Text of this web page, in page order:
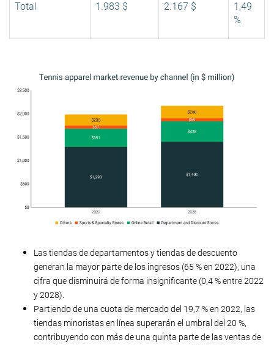
Total 1.983 $ 2.167 $
1,49
%
Las tiendas de departamentos y tiendas de descuento
generan la mayor parte de los ingresos (65 % en 2022), una
cifra que disminuirá de forma insignificante (0,4 % entre 2022
y 2028).
Partiendo de una cuota de mercado del 19,7 % en 2022, las
tiendas minoristas en línea superarán el umbral del 20 %,
contribuyendo con más de una quinta parte de las ventas de